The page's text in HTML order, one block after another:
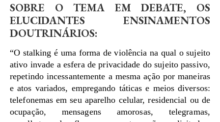
SOBRE O TEMA EM DEBATE, OS
ELUCIDANTES ENSINAMENTOS
DOUTRINÁRIOS:
“O stalking é uma forma de violência na qual o sujeito
ativo invade a esfera de privacidade do sujeito passivo,
repetindo incessantemente a mesma ação por maneiras
e atos variados, empregando táticas e meios diversos:
telefonemas em seu aparelho celular, residencial ou de
ocupação, mensagens amorosas, telegramas,